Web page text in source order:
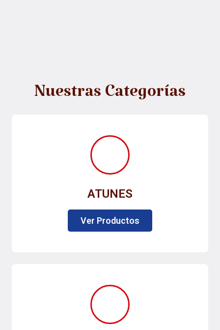
Nuestras Categorías
ATUNES
Ver Productos